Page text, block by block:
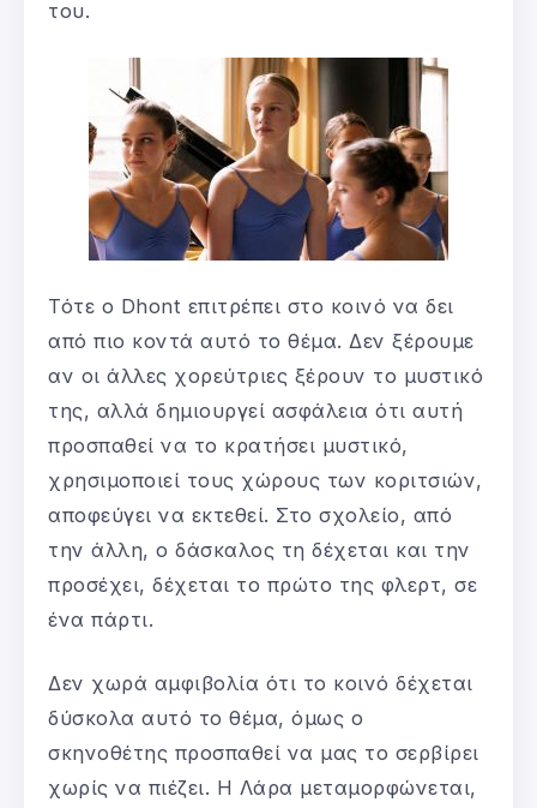
του.
Τότε ο Dhont επιτρέπει στο κοινό να δει
από πιο κοντά αυτό το θέμα. Δεν ξέρουμε
αν οι άλλες χορεύτριες ξέρουν το μυστικό
της, αλλά δημιουργεί ασφάλεια ότι αυτή
προσπαθεί να το κρατήσει μυστικό,
χρησιμοποιεί τους χώρους των κοριτσιών,
αποφεύγει να εκτεθεί. Στο σχολείο, από
την άλλη, ο δάσκαλος τη δέχεται και την
προσέχει, δέχεται το πρώτο της φλερτ, σε
ένα πάρτι.
Δεν χωρά αμφιβολία ότι το κοινό δέχεται
δύσκολα αυτό το θέμα, όμως ο
σκηνοθέτης προσπαθεί να μας το σερβίρει
χωρίς να πιέζει. Η Λάρα μεταμορφώνεται,